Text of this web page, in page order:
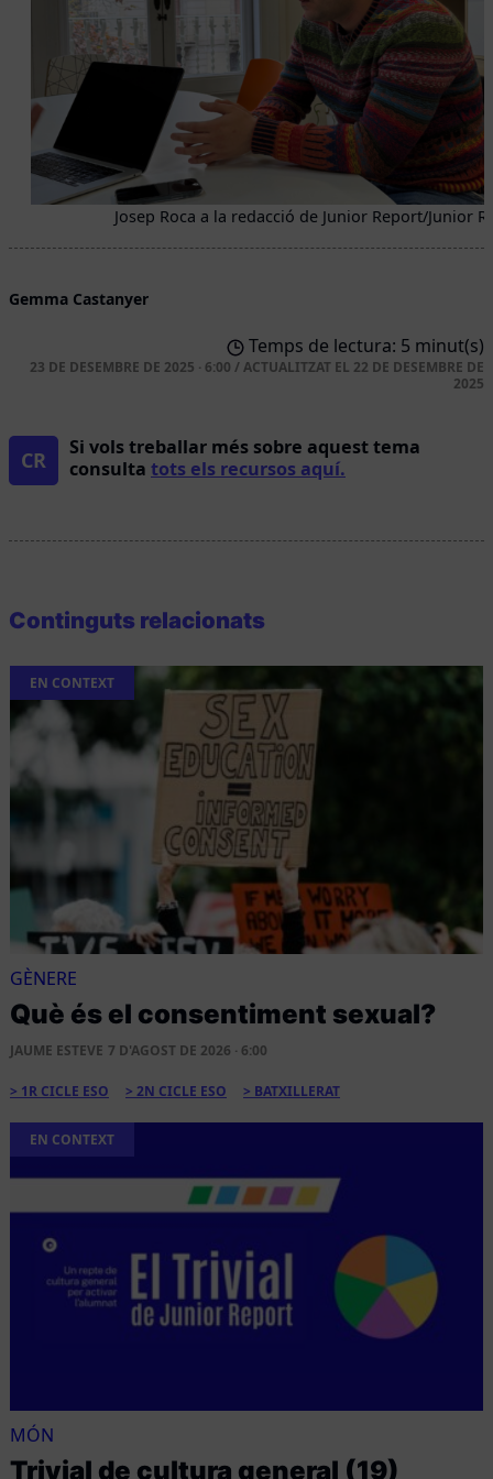
Josep Roca a la redacció de Junior Report/Junior
Gemma Castanyer
Temps de lectura: 5 minut(s)
23 DE DESEMBRE DE 2025 · 6:00 /ACTUALITZAT EL 22 DE DESEMBRE DE
2025
CR
Si vols treballar més sobre aquest tema
consulta tots els recursos aquí.
Continguts relacionats
EN CONTEXT
GÈNERE
Què és el consentiment sexual?
JAUME ESTEVE 7 D'AGOST DE 2026 · 6:00
1R CICLE ESO 2N CICLE ESO BATXILLERAT
EN CONTEXT
MÓN
Trivial de cultura general (19)